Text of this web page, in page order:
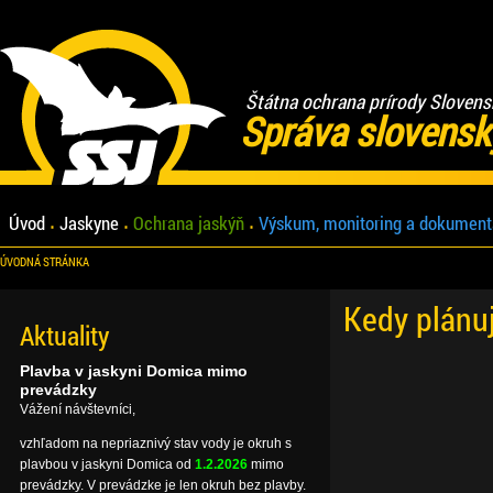
Štátna ochrana prírody
Správa
Úvod Jaskyne Ochrana jaskýň Výskum, monitoring a
ÚVODNÁ STRÁNKA
Kedy
Aktuality
Plavba v jaskyni Domica mimo
prevádzky
Vážení návštevníci,
vzhľadom na nepriaznivý stav vody je okruh s
plavbou v jaskyni Domica od 1.2.2026 mimo
prevádzky. V prevádzke je len okruh bez plavby.